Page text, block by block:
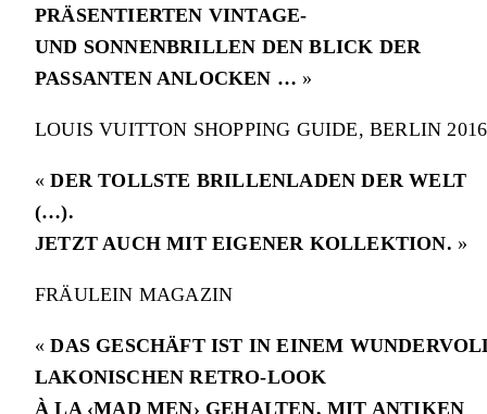
PRÄSENTIERTEN VINTAGE-
UND SONNENBRILLEN DEN BLICK DER
PASSANTEN ANLOCKEN … »
LOUIS VUITTON SHOPPING GUIDE, BERLIN 2016
«DER TOLLSTE BRILLENLADEN DER WELT
(…).
JETZT AUCH MIT EIGENER KOLLEKTION. »
FRÄULEIN MAGAZIN
«DAS GESCHÄFT IST IN EINEM
LAKONISCHEN RETRO-LOOK
À LA ‹MAD MEN› GEHALTEN, MIT ANTIKEN